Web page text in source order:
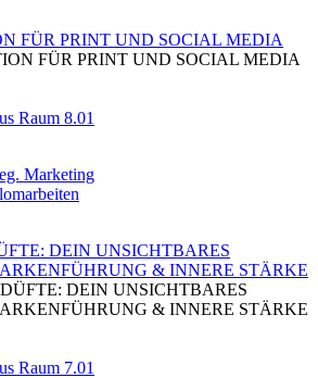
FÜR PRINT UND SOCIAL MEDIA
Raum 8.01
Marketing
DEIN UNSICHTBARES
& INNERE STÄRKE
Raum 7.01